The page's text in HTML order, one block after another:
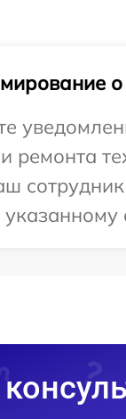
о
ремонта
сотрудник